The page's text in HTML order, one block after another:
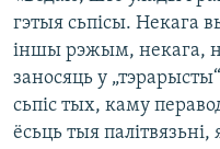
гэтыя сьпісы. Некага
іншы рэжым, некага,
заносяць у
сьпіс тых, каму
ёсьць тыя